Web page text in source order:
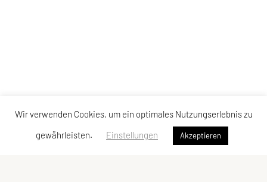
Wir verwenden Cookies, um ein optimales Nutzungserlebnis zu
gewährleisten.
Einstellungen Akzeptieren